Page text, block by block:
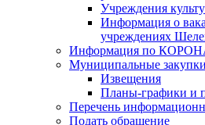
Учреждения
Информация о
учреждениях
Информация по
Муниципальные закупки
Извещения
Планы-графики и
Перечень
Подать обращение